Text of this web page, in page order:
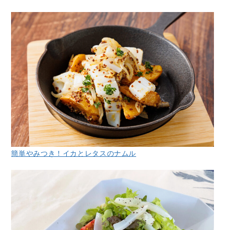
簡単やみつき！イカとレタスのナムル